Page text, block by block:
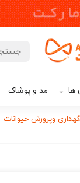
ها مد و پوشاک
وپرورش حیوانات